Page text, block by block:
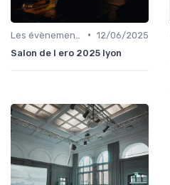
• 12/06/2025
Salon de l ero 2025 lyon